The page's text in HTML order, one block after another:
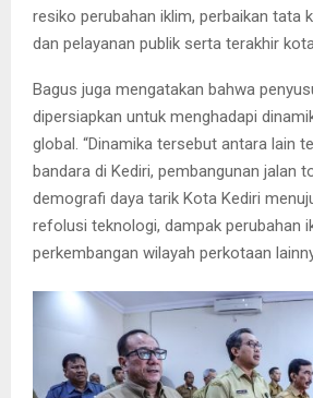
resiko perubahan iklim, perbaikan tata
dan pelayanan publik serta terakhir
Bagus juga mengatakan bahwa
dipersiapkan untuk menghadapi
global. “Dinamika tersebut antara lain
bandara di Kediri, pembangunan jalan
demografi daya tarik Kota Kediri
refolusi teknologi, dampak perubahan
perkembangan wilayah perkotaan